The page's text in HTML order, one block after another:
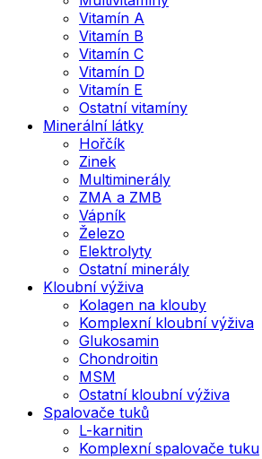
Vitamín A
Vitamín B
Vitamín C
Vitamín D
Vitamín E
Ostatní vitamíny
Minerální látky
Hořčík
Zinek
Multiminerály
ZMA a ZMB
Vápník
Železo
Elektrolyty
Ostatní minerály
Kloubní výživa
Kolagen na klouby
Komplexní kloubní výživa
Glukosamin
Chondroitin
MSM
Ostatní kloubní výživa
Spalovače tuků
L-karnitin
Komplexní spalovače tuku